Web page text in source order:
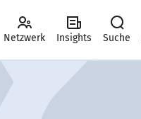
Netzwerk Insights Suche